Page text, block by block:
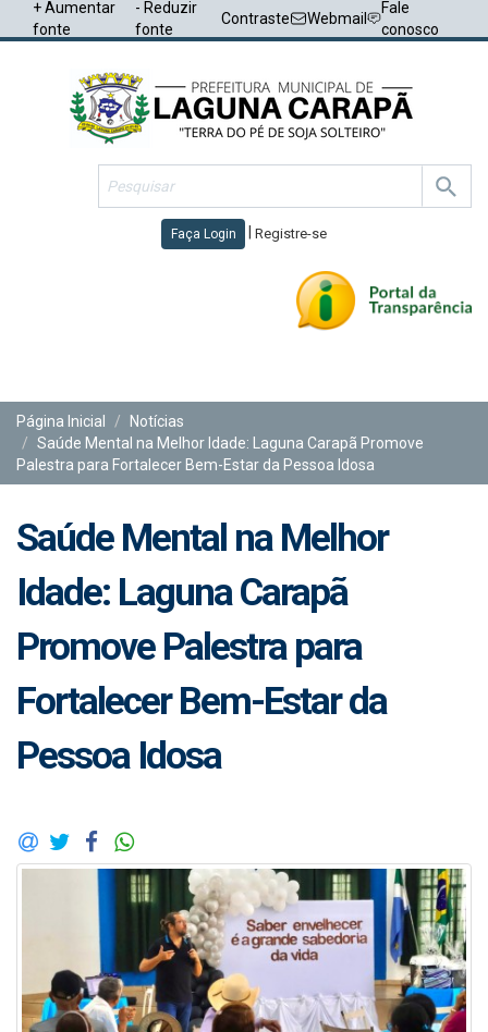
+ Aumentar
fonte
- Reduzir
fonte
Contraste Webmail
Fale
conosco
Faça Login Registre-se
Página Inicial
Notícias
Saúde Mental na Melhor Idade: Laguna Carapã Promove
Palestra para Fortalecer Bem-Estar da Pessoa Idosa
Saúde Mental na Melhor
Idade: Laguna Carapã
Promove Palestra para
Fortalecer Bem-Estar da
Pessoa Idosa